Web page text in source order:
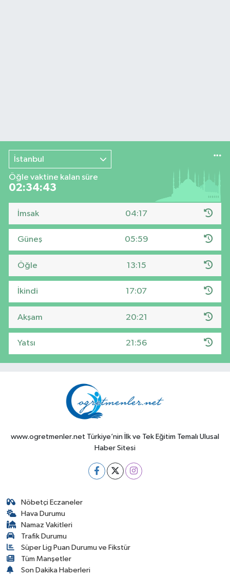
İstanbul
Öğle vaktine kalan süre
02:34:42
İmsak 04:17
Güneş 05:59
Öğle 13:15
İkindi 17:07
Akşam 20:21
Yatsı 21:56
www.ogretmenler.net Türkiye’nin İlk ve Tek Eğitim Temalı Ulusal
Haber Sitesi
Nöbetçi Eczaneler
Hava Durumu
Namaz Vakitleri
Trafik Durumu
Süper Lig Puan Durumu ve Fikstür
Tüm Manşetler
Son Dakika Haberleri